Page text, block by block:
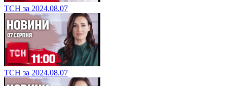
ТСН за 2024.08.07
ТСН за 2024.08.07